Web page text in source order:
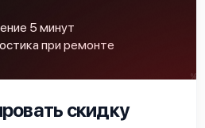
5 минут
при ремонте
скидку